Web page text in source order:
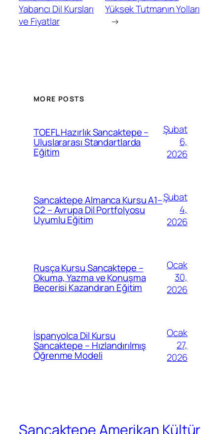
Yabancı Dil Kursları
ve Fiyatlar
Yüksek Tutmanın Yolları
→
MORE POSTS
TOEFL Hazırlık Sancaktepe –
Uluslararası Standartlarda
Eğitim
Şubat
6,
2026
Sancaktepe Almanca Kursu A1–
C2 – Avrupa Dil Portfolyosu
Uyumlu Eğitim
Şubat
4,
2026
Rusça Kursu Sancaktepe –
Okuma, Yazma ve Konuşma
Becerisi Kazandıran Eğitim
Ocak
30,
2026
İspanyolca Dil Kursu
Sancaktepe – Hızlandırılmış
Öğrenme Modeli
Ocak
27,
2026
Sancaktepe Amerikan Kültür